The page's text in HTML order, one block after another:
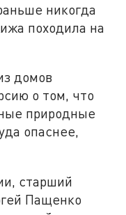
никогда
походила на
домов
о том, что
природные
опаснее,
старший
Пащенко